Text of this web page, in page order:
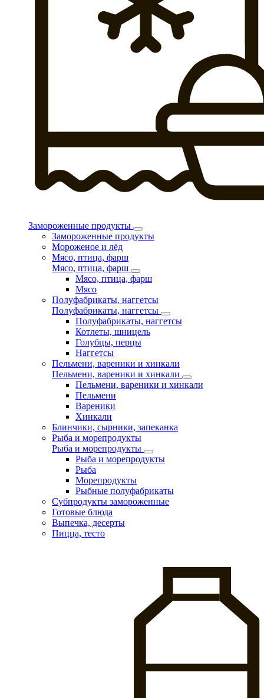
Замороженные продукты
Замороженные продукты
Мороженое и лёд
Мясо, птица, фарш
Мясо, птица, фарш
Мясо, птица, фарш
Мясо
Полуфабрикаты, наггетсы
Полуфабрикаты, наггетсы
Полуфабрикаты, наггетсы
Котлеты, шницель
Голубцы, перцы
Наггетсы
Пельмени, вареники и хинкали
Пельмени, вареники и хинкали
Пельмени, вареники и хинкали
Пельмени
Вареники
Хинкали
Блинчики, сырники, запеканка
Рыба и морепродукты
Рыба и морепродукты
Рыба и морепродукты
Рыба
Морепродукты
Рыбные полуфабрикаты
Субпродукты замороженные
Готовые блюда
Выпечка, десерты
Пицца, тесто